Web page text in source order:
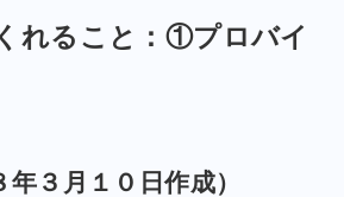
れること：①プロバイ
３月１０日作成）